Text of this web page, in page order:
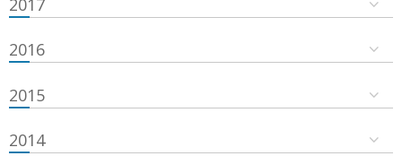
2016
2015
2014